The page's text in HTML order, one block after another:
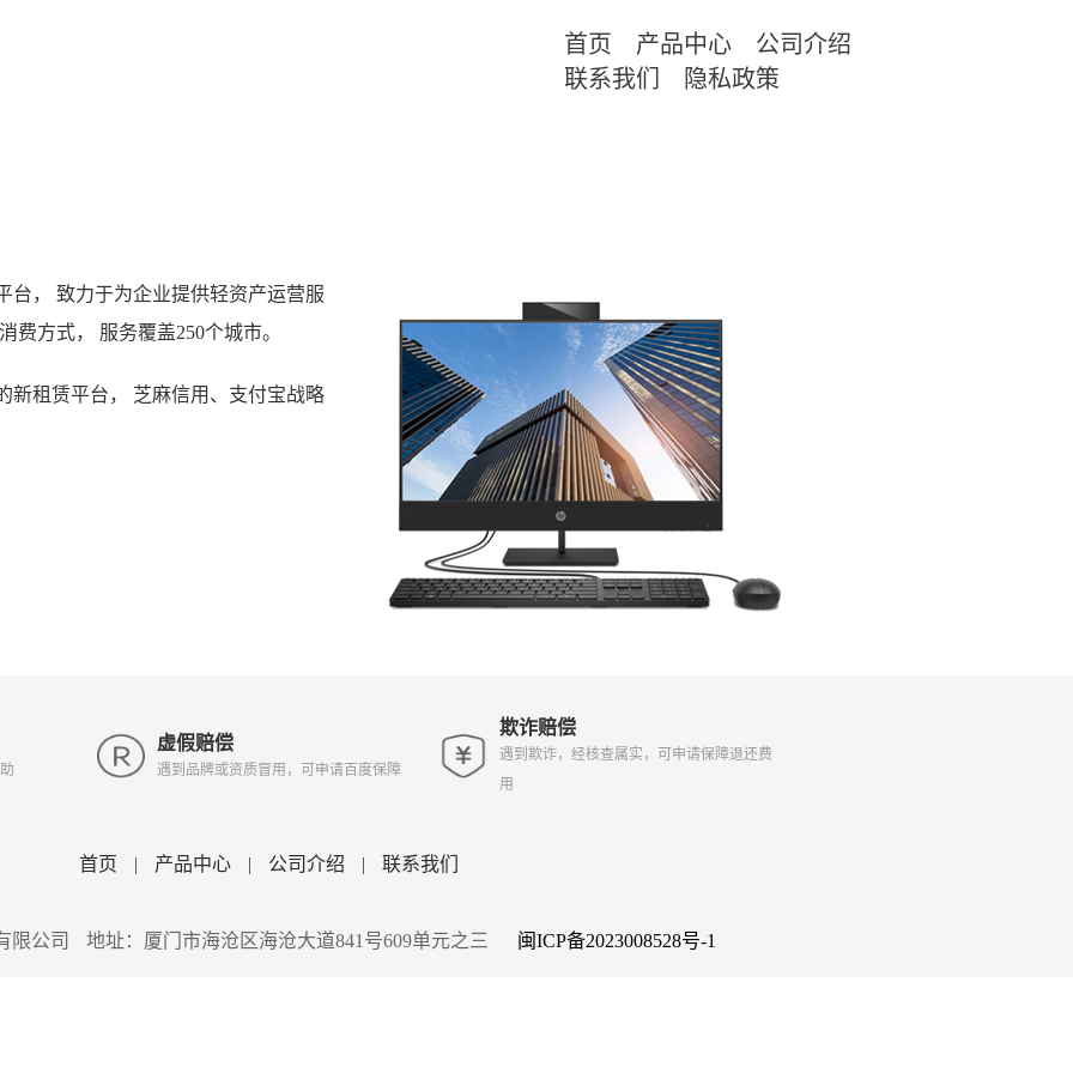
首页 产品中心
公司介绍
联系我们
隐私政策
台， 致力于为企业提供轻资产运营服
费方式， 服务覆盖250个城市。
新租赁平台， 芝麻信用、支付宝战略
虚假赔偿
遇到品牌或资质冒用，可申请百度保障
欺诈赔偿
遇到欺诈，经核查属实，可申请保障退还费
用
首页 | 产品中心| 公司介绍 | 联系我们
限公司 地址：厦门市海沧区海沧大道841号609单元之三 闽ICP备2023008528号-1